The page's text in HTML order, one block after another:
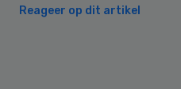
Reageer op dit artikel